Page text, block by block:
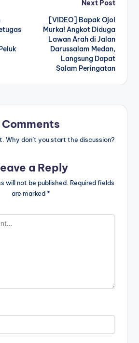
Next Post
[VIDEO] Bapak Ojol
Murka! Angkot Diduga
Lawan Arah di Jalan
Darussalam Medan,
Langsung Dapat
Salam Peringatan
Comments
Why don’t you start the discussion?
a Reply
will not be published. Required fields
are marked*